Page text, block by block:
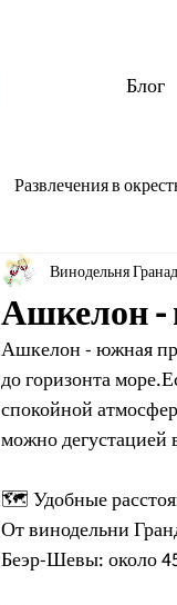
Блог
Развлечения в
Ашкелон -
Винодельня
Ашкелон - южная
до горизонта
спокойной
можно дегустацией
🗺️ Удобные
От винодельни
Беэр-Шевы: около